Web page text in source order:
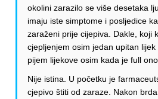
okolini zarazilo se više desetaka
imaju iste simptome i posljedice
zaraženi prije cijepiva. Dakle, koji
cjepljenjem osim jedan upitan
pijem lijekove osim kada je full
Nije istina. U početku je
cjepivo štiti od zaraze. Nakon